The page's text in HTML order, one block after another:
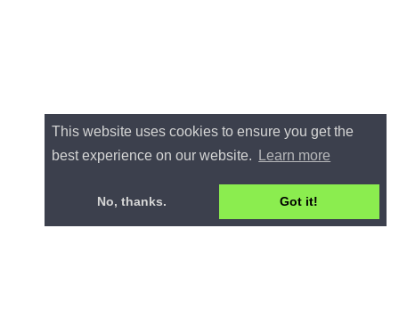
This website uses cookies to ensure you get the
best experience on our website.
Learn more
No, thanks. Got it!